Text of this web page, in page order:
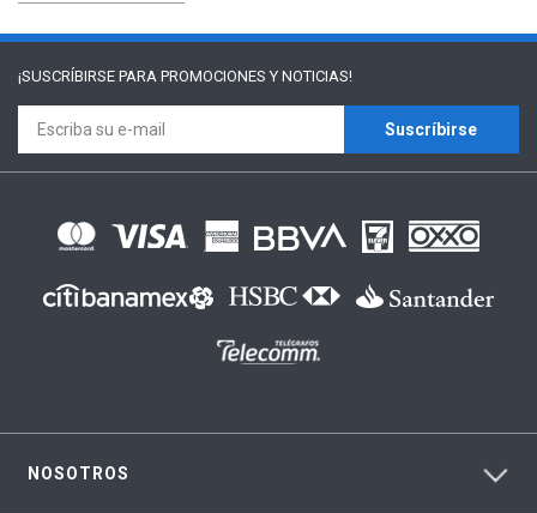
¡SUSCRÍBIRSE PARA PROMOCIONES Y NOTICIAS!
Suscríbirse
NOSOTROS